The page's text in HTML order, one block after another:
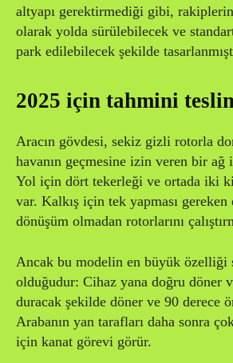
altyapı gerektirmediği gibi,
olarak yolda sürülebilecek ve
park edilebilecek şekilde
2025 için tahmini
Aracın gövdesi, sekiz gizli rotorla
havanın geçmesine izin veren bir ağ
Yol için dört tekerleği ve ortada iki
var. Kalkış için tek yapması
dönüşüm olmadan rotorlarını
Ancak bu modelin en büyük özelliği
olduğudur: Cihaz yana doğru döner
duracak şekilde döner ve 90 derece
Arabanın yan tarafları daha sonra
için kanat görevi görür.